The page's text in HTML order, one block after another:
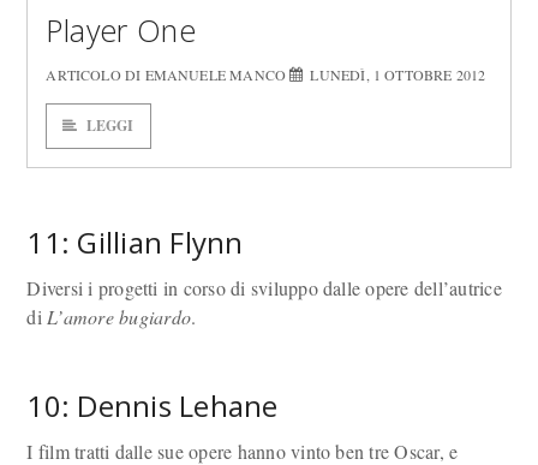
Player One
ARTICOLO DI EMANUELE MANCO LUNEDÌ, 1 OTTOBRE 2012
LEGGI
11: Gillian Flynn
Diversi i progetti in corso di sviluppo dalle opere dell’autrice
di L’amore bugiardo.
10: Dennis Lehane
I film tratti dalle sue opere hanno vinto ben tre Oscar, e